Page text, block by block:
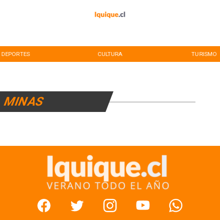
DEPORTES CULTURA TURISMO
MINAS